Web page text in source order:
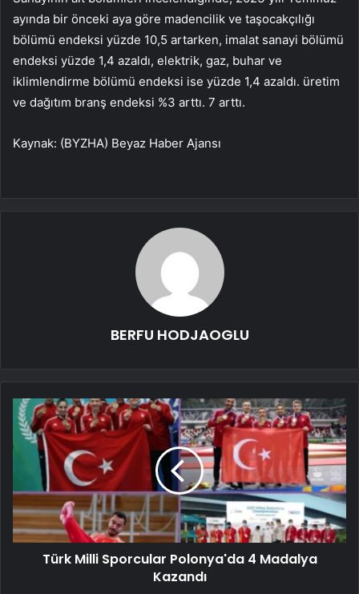
ayında bir önceki aya göre madencilik ve taşocakçılığı
bölümü endeksi yüzde 10,5 artarken, imalat sanayi bölümü
endeksi yüzde 1,4 azaldı, elektrik, gaz, buhar ve
iklimlendirme bölümü endeksi ise yüzde 1,4 azaldı. üretim
ve dağıtım branş endeksi %3 arttı. 7 arttı.
Kaynak: (BYZHA) Beyaz Haber Ajansı
BERFU HODJAOGLU
Türk Milli Sporcular Polonya'da 4 Madalya
Kazandı